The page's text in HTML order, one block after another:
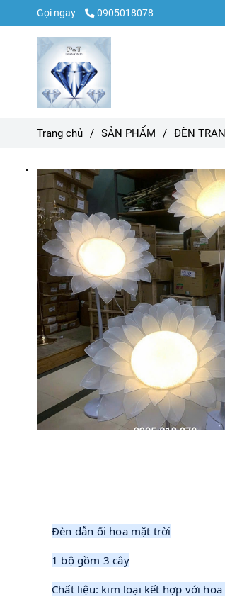
Gọi ngay 0905018078
Trang chủ / SẢN PHẨM / ĐÈN
Đèn dẫn ối hoa mặt trời
1 bộ gồm 3 cây
Chất liệu: kim loại kết hợp với hoa